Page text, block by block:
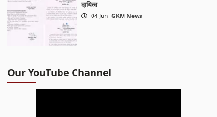
दायित्व
04 Jun GKM News
Our YouTube Channel